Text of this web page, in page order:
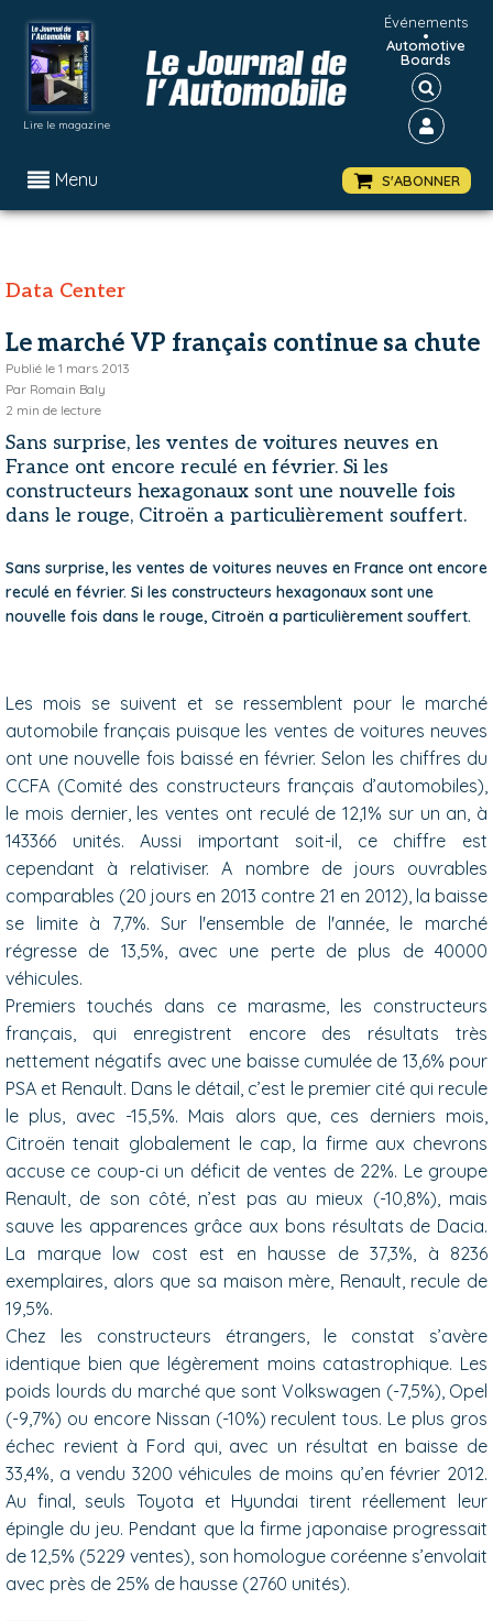
Lire le magazine
Événements
•
Automotive
Boards
Menu S'ABONNER
Data Center
Le marché VP français continue sa chute
Publié le 1 mars 2013
Par Romain Baly
2 min de lecture
Sans surprise, les ventes de voitures neuves en
France ont encore reculé en février. Si les
constructeurs hexagonaux sont une nouvelle fois
dans le rouge, Citroën a particulièrement souffert.
Sans surprise, les ventes de voitures neuves en France ont encore
reculé en février. Si les constructeurs hexagonaux sont une
nouvelle fois dans le rouge, Citroën a particulièrement souffert.
Les mois se suivent et se ressemblent pour le marché
automobile français puisque les ventes de voitures neuves
ont une nouvelle fois baissé en février. Selon les chiffres du
CCFA (Comité des constructeurs français d’automobiles),
le mois dernier, les ventes ont reculé de 12,1% sur un an, à
143366 unités. Aussi important soit-il, ce chiffre est
cependant à relativiser. A nombre de jours ouvrables
comparables (20 jours en 2013 contre 21 en 2012), la baisse
se limite à 7,7%. Sur l'ensemble de l'année, le marché
régresse de 13,5%, avec une perte de plus de 40000
véhicules.
Premiers touchés dans ce marasme, les constructeurs
français, qui enregistrent encore des résultats très
nettement négatifs avec une baisse cumulée de 13,6% pour
PSA et Renault. Dans le détail, c’est le premier cité qui recule
le plus, avec -15,5%. Mais alors que, ces derniers mois,
Citroën tenait globalement le cap, la firme aux chevrons
accuse ce coup-ci un déficit de ventes de 22%. Le groupe
Renault, de son côté, n’est pas au mieux (-10,8%), mais
sauve les apparences grâce aux bons résultats de Dacia.
La marque low cost est en hausse de 37,3%, à 8236
exemplaires, alors que sa maison mère, Renault, recule de
19,5%.
Chez les constructeurs étrangers, le constat s’avère
identique bien que légèrement moins catastrophique. Les
poids lourds du marché que sont Volkswagen (-7,5%), Opel
(-9,7%) ou encore Nissan (-10%) reculent tous. Le plus gros
échec revient à Ford qui, avec un résultat en baisse de
33,4%, a vendu 3200 véhicules de moins qu’en février 2012.
Au final, seuls Toyota et Hyundai tirent réellement leur
épingle du jeu. Pendant que la firme japonaise progressait
de 12,5% (5229 ventes), son homologue coréenne s’envolait
avec près de 25% de hausse (2760 unités).